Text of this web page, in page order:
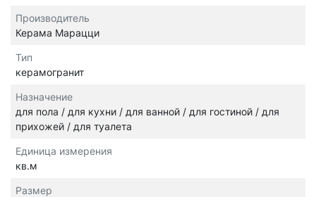
Производитель
Керама Марацци
Тип
керамогранит
Назначение
для пола / для кухни / для ванной / для гостиной / для
прихожей / для туалета
Единица измерения
кв.м
Размер